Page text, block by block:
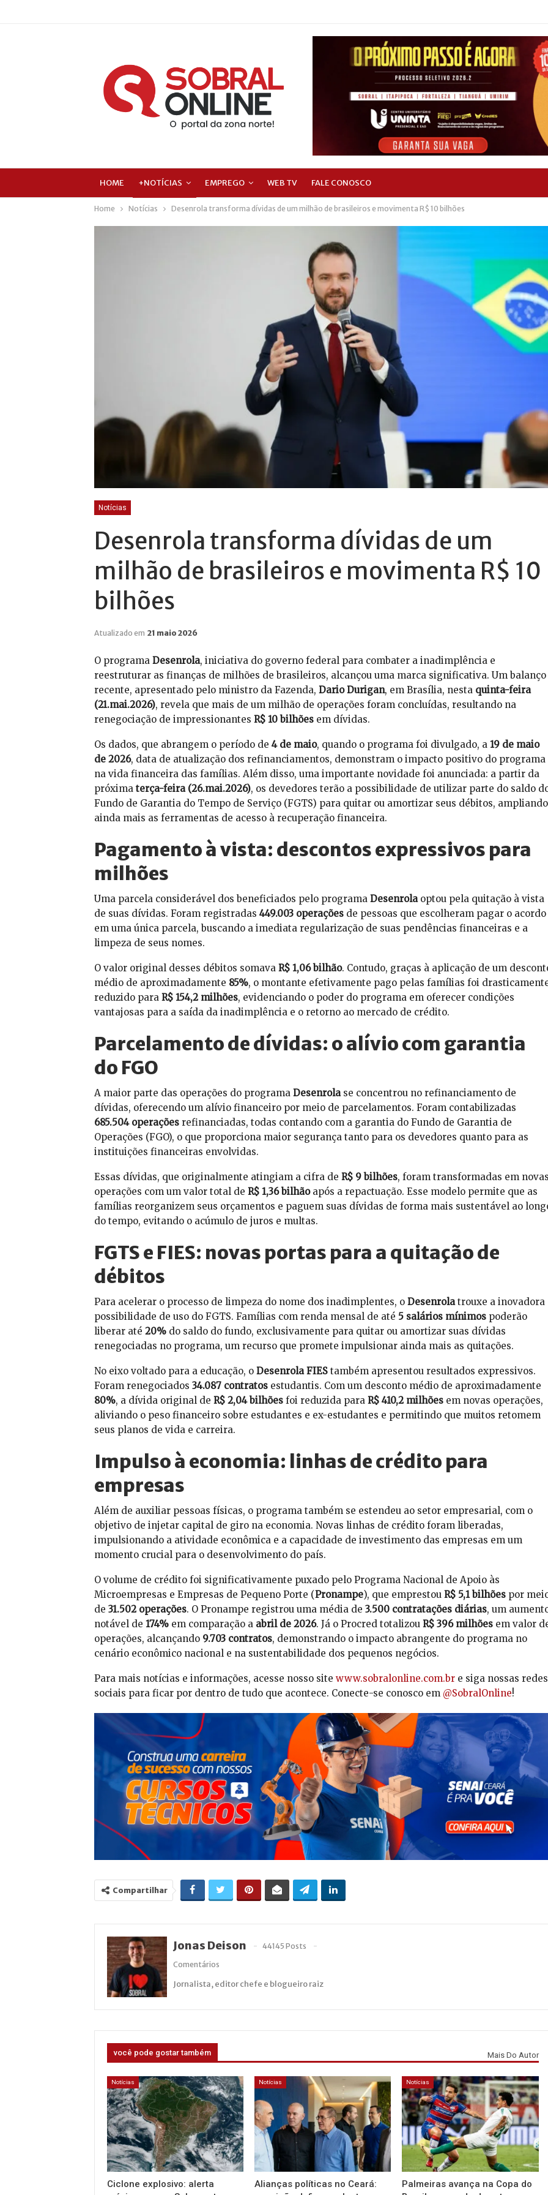
HOME +NOTÍCIAS EMPREGO WEB TV FALE CONOSCO
Home Notícias Desenrola transforma dívidas de um milhão de brasileiros e movimenta R$ 10 bilhões
Notícias
Desenrola transforma dívidas de um
milhão de brasileiros e movimenta R$ 10
bilhões
Atualizado em 21 maio 2026
O programa Desenrola, iniciativa do governo federal para combater a inadimplência e
reestruturar as finanças de milhões de brasileiros, alcançou uma marca significativa. Um balanço
recente, apresentado pelo ministro da Fazenda, Dario Durigan, em Brasília, nesta quinta-feira
(21.mai.2026), revela que mais de um milhão de operações foram concluídas, resultando na
renegociação de impressionantes R$ 10 bilhõesem dívidas.
Os dados, que abrangem o período de 4 de maio, quando o programa foi divulgado, a 19 de maio
de 2026, data de atualização dos refinanciamentos, demonstram o impacto positivo do programa
na vida financeira das famílias. Além disso, uma importante novidade foi anunciada: a partir da
próxima terça-feira (26.mai.2026), os devedores terão a possibilidade de utilizar parte do saldo
Fundo de Garantia do Tempo de Serviço (FGTS) para quitar ou amortizar seus débitos, ampliando
ainda mais as ferramentas de acesso à recuperação financeira.
Pagamento à vista: descontos expressivos para
milhões
Uma parcela considerável dos beneficiados pelo programa Desenrolaoptou pela quitação à vista
de suas dívidas. Foram registradas 449.003 operaçõesde pessoas que escolheram pagar o acordo
em uma única parcela, buscando a imediata regularização de suas pendências financeiras e a
limpeza de seus nomes.
O valor original desses débitos somava R$ 1,06 bilhão. Contudo, graças à aplicação de um
médio de aproximadamente 85%, o montante efetivamente pago pelas famílias foi
reduzido para R$ 154,2 milhões, evidenciando o poder do programa em oferecer condições
vantajosas para a saída da inadimplência e o retorno ao mercado de crédito.
Parcelamento de dívidas: o alívio com garantia
do FGO
A maior parte das operações do programa Desenrolase concentrou no refinanciamento de
dívidas, oferecendo um alívio financeiro por meio de parcelamentos. Foram contabilizadas
685.504 operaçõesrefinanciadas, todas contando com a garantia do Fundo de Garantia de
Operações (FGO), o que proporciona maior segurança tanto para os devedores quanto para as
instituições financeiras envolvidas.
Essas dívidas, que originalmente atingiam a cifra de R$ 9 bilhões, foram transformadas em
operações com um valor total de R$ 1,36 bilhãoapós a repactuação. Esse modelo permite que as
famílias reorganizem seus orçamentos e paguem suas dívidas de forma mais sustentável ao
do tempo, evitando o acúmulo de juros e multas.
FGTS e FIES: novas portas para a quitação de
débitos
Para acelerar o processo de limpeza do nome dos inadimplentes, o Desenrolatrouxe a inovadora
possibilidade de uso do FGTS. Famílias com renda mensal de até 5 salários mínimospoderão
liberar até 20%do saldo do fundo, exclusivamente para quitar ou amortizar suas dívidas
renegociadas no programa, um recurso que promete impulsionar ainda mais as quitações.
No eixo voltado para a educação, o Desenrola FIEStambém apresentou resultados expressivos.
Foram renegociados 34.087 contratosestudantis. Com um desconto médio de aproximadamente
80%, a dívida original de R$ 2,04 bilhõesfoi reduzida para R$ 410,2 milhõesem novas operações,
aliviando o peso financeiro sobre estudantes e ex-estudantes e permitindo que muitos retomem
seus planos de vida e carreira.
Impulso à economia: linhas de crédito para
empresas
Além de auxiliar pessoas físicas, o programa também se estendeu ao setor empresarial, com o
objetivo de injetar capital de giro na economia. Novas linhas de crédito foram liberadas,
impulsionando a atividade econômica e a capacidade de investimento das empresas em um
momento crucial para o desenvolvimento do país.
O volume de crédito foi significativamente puxado pelo Programa Nacional de Apoio às
Microempresas e Empresas de Pequeno Porte (Pronampe), que emprestou R$ 5,1 bilhõespor
de 31.502 operações. O Pronampe registrou uma média de 3.500 contratações diárias, um
notável de 174%em comparação a abril de 2026. Já o Procred totalizou R$ 396 milhõesem valor
operações, alcançando 9.703 contratos, demonstrando o impacto abrangente do programa no
cenário econômico nacional e na sustentabilidade dos pequenos negócios.
Para mais notícias e informações, acesse nosso site www.sobralonline.com.bre siga nossas redes
sociais para ficar por dentro de tudo que acontece. Conecte-se conosco em @SobralOnline!
Compartilhar
Jonas Deison
44145 Posts
Comentários
Jornalista, editor chefe e blogueiro raiz
você pode gostar também Mais Do Autor
Notícias
Ciclone explosivo: alerta
Notícias
Alianças políticas no Ceará:
Notícias
Palmeiras avança na Copa do